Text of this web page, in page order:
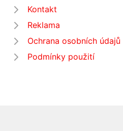
Kontakt
Reklama
Ochrana osobních údajů
Podmínky použití